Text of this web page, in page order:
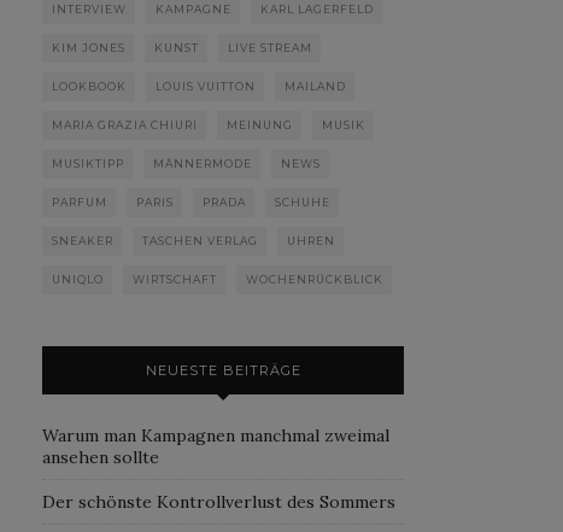
INTERVIEW KAMPAGNE KARL LAGERFELD
KIM JONES KUNST LIVE STREAM
LOOKBOOK LOUIS VUITTON MAILAND
MARIA GRAZIA CHIURI MEINUNG MUSIK
MUSIKTIPP MÄNNERMODE NEWS
PARFUM PARIS PRADA SCHUHE
SNEAKER TASCHEN VERLAG UHREN
UNIQLO WIRTSCHAFT WOCHENRÜCKBLICK
NEUESTE BEITRÄGE
Warum man Kampagnen manchmal zweimal
ansehen sollte
Der schönste Kontrollverlust des Sommers